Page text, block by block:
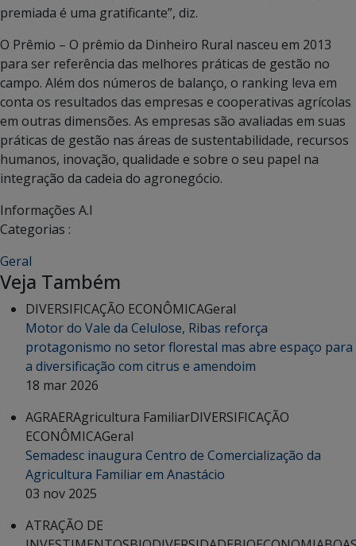
premiada é uma gratificante”, diz.
O Prêmio – O prêmio da Dinheiro Rural nasceu em 2013
para ser referência das melhores práticas de gestão no
campo. Além dos números de balanço, o ranking leva em
conta os resultados das empresas e cooperativas agrícolas
em outras dimensões. As empresas são avaliadas em suas
práticas de gestão nas áreas de sustentabilidade, recursos
humanos, inovação, qualidade e sobre o seu papel na
integração da cadeia do agronegócio.
Informações A.I
Categorias :
Geral
Veja Também
DIVERSIFICAÇÃO ECONÔMICAGeral
Motor do Vale da Celulose, Ribas reforça
protagonismo no setor florestal mas abre espaço para
a diversificação com citrus e amendoim
18 mar 2026
AGRAERAgricultura FamiliarDIVERSIFICAÇÃO
ECONÔMICAGeral
Semadesc inaugura Centro de Comercialização da
Agricultura Familiar em Anastácio
03 nov 2025
ATRAÇÃO DE